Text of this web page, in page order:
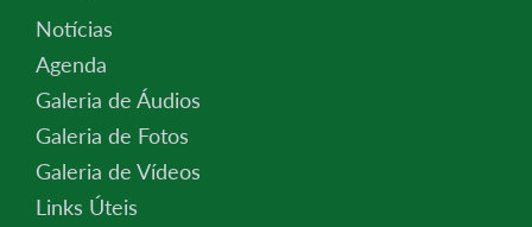
Notícias
Agenda
Galeria de Áudios
Galeria de Fotos
Galeria de Vídeos
Links Úteis